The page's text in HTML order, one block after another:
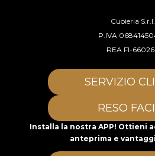
Cuoieria S.r.l.
P.IVA
REA FI-
SERVIZIO
RESO
Installa la nostra APP! Ottieni
anteprima e